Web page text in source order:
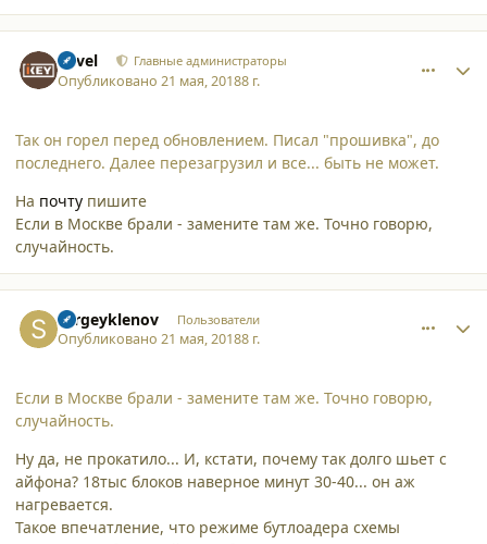
Pavel Главные администраторы
Опубликовано21 мая, 20188 г.
Так он горел перед обновлением. Писал "прошивка", до
последнего. Далее перезагрузил и все... быть не может.
На почту пишите
Если в Москве брали - замените там же. Точно говорю,
случайность.
sergeyklenov Пользователи
Опубликовано21 мая, 20188 г.
Если в Москве брали - замените там же. Точно говорю,
случайность.
Ну да, не прокатило... И, кстати, почему так долго шьет с
айфона? 18тыс блоков наверное минут 30-40... он аж
нагревается.
Такое впечатление, что режиме бутлоадера схемы